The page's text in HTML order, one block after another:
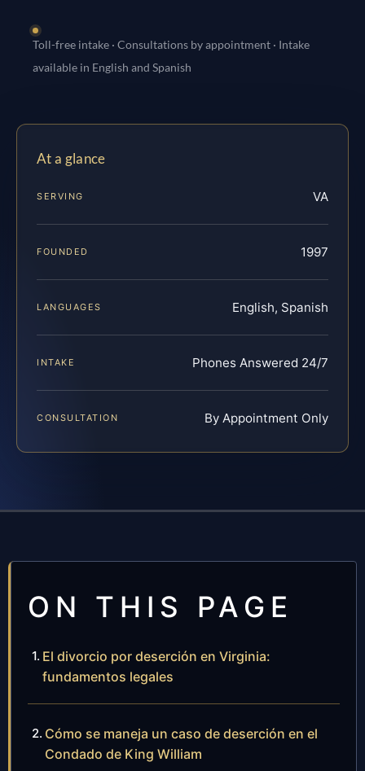
Toll-free intake · Consultations by appointment · Intake
available in English and Spanish
At a glance
SERVING VA
FOUNDED 1997
LANGUAGES English, Spanish
INTAKE Phones Answered 24/7
CONSULTATION By Appointment Only
ON THIS PAGE
El divorcio por deserción en Virginia:
fundamentos legales
Cómo se maneja un caso de deserción en el
Condado de King William